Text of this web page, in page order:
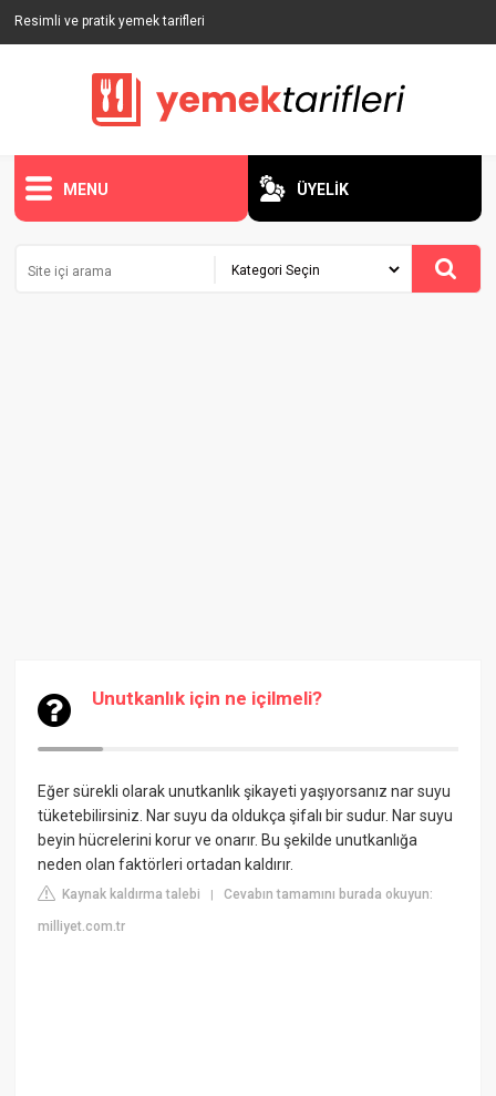
Resimli ve pratik yemek tarifleri
MENU ÜYELİK
Unutkanlık için ne içilmeli?
Eğer sürekli olarak unutkanlık şikayeti yaşıyorsanız nar suyu
tüketebilirsiniz. Nar suyu da oldukça şifalı bir sudur. Nar suyu
beyin hücrelerini korur ve onarır. Bu şekilde unutkanlığa
neden olan faktörleri ortadan kaldırır.
Kaynak kaldırma talebi |Cevabın tamamını burada okuyun:
milliyet.com.tr